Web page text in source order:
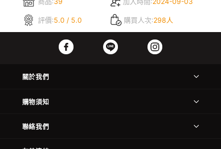
評價:5.0 / 5.0 購買人次:298人
關於我們
購物須知
聯絡我們